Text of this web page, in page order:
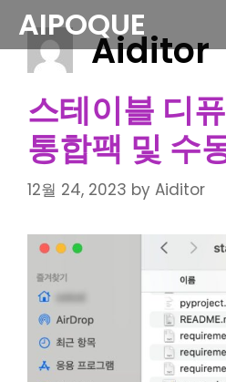
Skip
content
AIPOQUE
Aiditor
스테이블 디
통합팩 및 수
12월 24, 2023 by Aiditor